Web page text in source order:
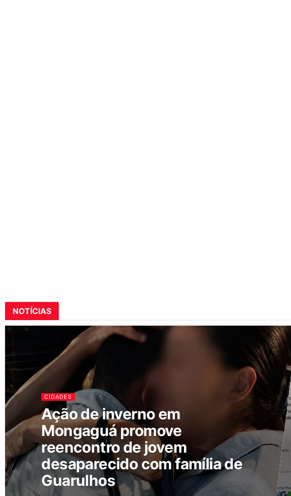
NOTÍCIAS
CIDADES
Ação de inverno em
Mongaguá promove
reencontro de jovem
desaparecido com família de
Guarulhos